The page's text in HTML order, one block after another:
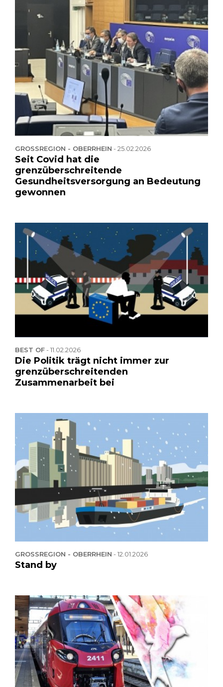
GROSSREGION - OBERRHEIN -25.02.2026
Seit Covid hat die
grenzüberschreitende
Gesundheitsversorgung an Bedeutung
gewonnen
BEST OF-11.02.2026
Die Politik trägt nicht immer zur
grenzüberschreitenden
Zusammenarbeit bei
GROSSREGION - OBERRHEIN -12.01.2026
Stand by